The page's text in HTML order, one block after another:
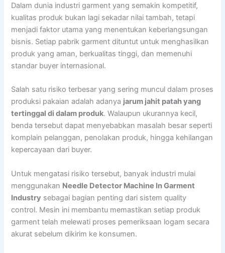
Dalam dunia industri garment yang semakin kompetitif,
kualitas produk bukan lagi sekadar nilai tambah, tetapi
menjadi faktor utama yang menentukan keberlangsungan
bisnis. Setiap pabrik garment dituntut untuk menghasilkan
produk yang aman, berkualitas tinggi, dan memenuhi
standar buyer internasional.
Salah satu risiko terbesar yang sering muncul dalam proses
produksi pakaian adalah adanya jarum jahit patah yang
tertinggal di dalam produk. Walaupun ukurannya kecil,
benda tersebut dapat menyebabkan masalah besar seperti
komplain pelanggan, penolakan produk, hingga kehilangan
kepercayaan dari buyer.
Untuk mengatasi risiko tersebut, banyak industri mulai
menggunakan Needle Detector Machine In Garment
Industry sebagai bagian penting dari sistem quality
control. Mesin ini membantu memastikan setiap produk
garment telah melewati proses pemeriksaan logam secara
akurat sebelum dikirim ke konsumen.